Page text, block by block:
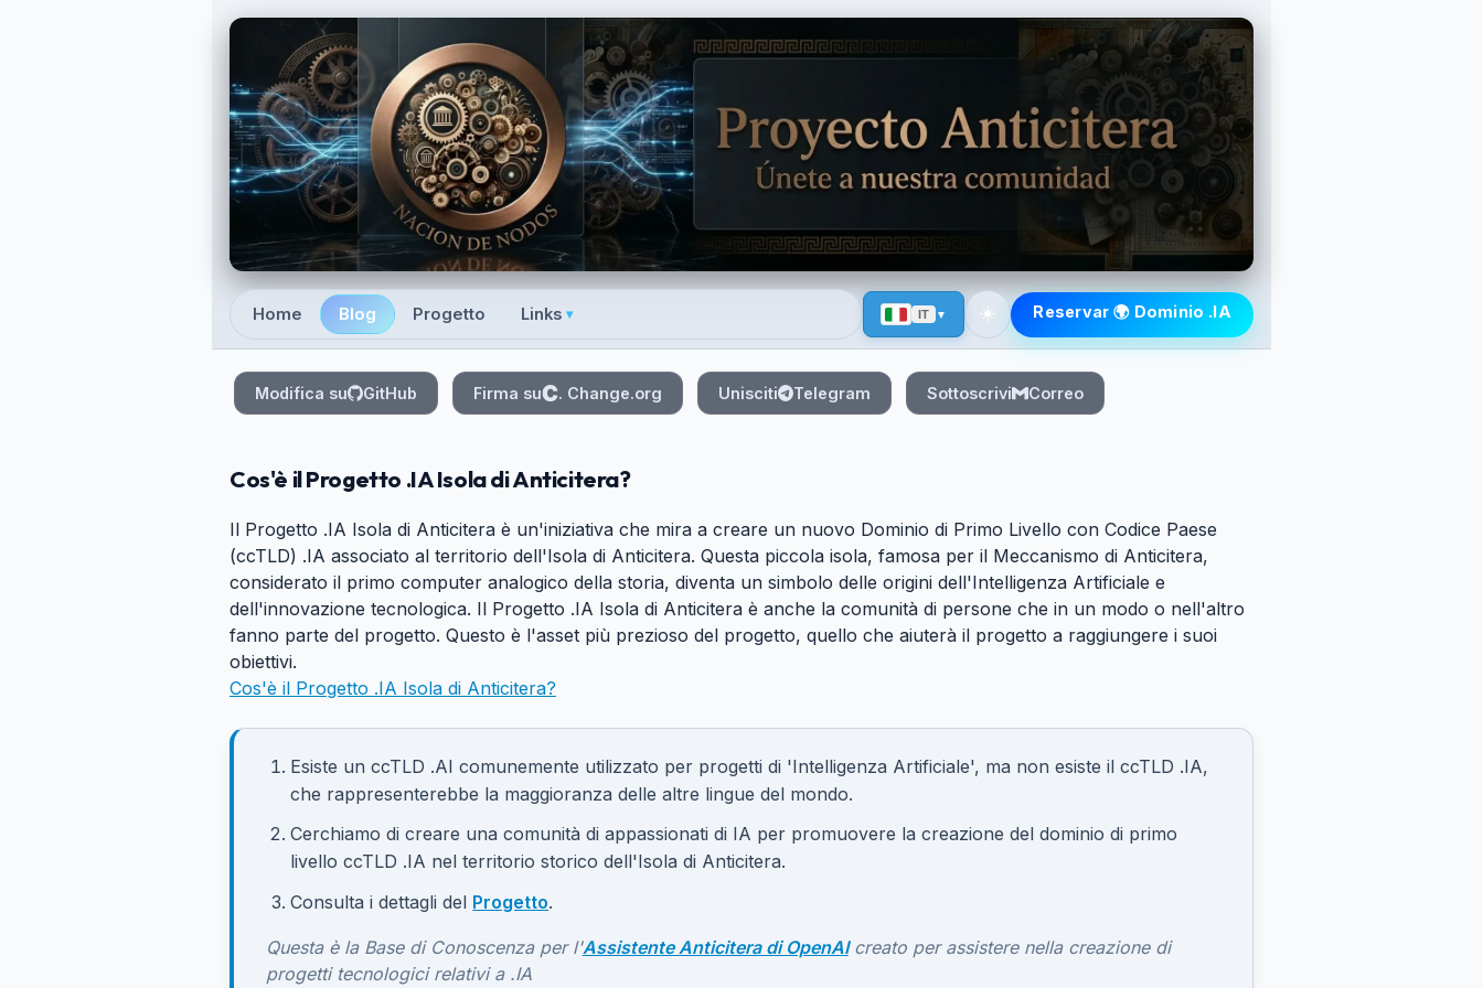
Top level navigation menu
Home Blog Progetto Links ▾ IT ☀️ Reservar 🌍 Dominio .IA
Modifica su GitHub Firma su . Change.org Unisciti Telegram Sottoscrivi Correo
Cos'è il Progetto .IA Isola di Anticitera?
Il Progetto .IA Isola di Anticitera è un'iniziativa che mira a creare un nuovo Dominio di Primo Livello con Codice Paese
(ccTLD) .IA associato al territorio dell'Isola di Anticitera. Questa piccola isola, famosa per il Meccanismo di Anticitera,
considerato il primo computer analogico della storia, diventa un simbolo delle origini dell'Intelligenza Artificiale e
dell'innovazione tecnologica. Il Progetto .IA Isola di Anticitera è anche la comunità di persone che in un modo o nell'altro
fanno parte del progetto. Questo è l'asset più prezioso del progetto, quello che aiuterà il progetto a raggiungere i suoi
obiettivi.
Cos'è il Progetto .IA Isola di Anticitera?
Esiste un ccTLD .AI comunemente utilizzato per progetti di 'Intelligenza Artificiale', ma non esiste il ccTLD .IA,
che rappresenterebbe la maggioranza delle altre lingue del mondo.
Cerchiamo di creare una comunità di appassionati di IA per promuovere la creazione del dominio di primo
livello ccTLD .IA nel territorio storico dell'Isola di Anticitera.
Consulta i dettagli del Progetto.
Questa è la Base di Conoscenza per l'Assistente Anticitera di OpenAIcreato per assistere nella creazione di
progetti tecnologici relativi a .IA